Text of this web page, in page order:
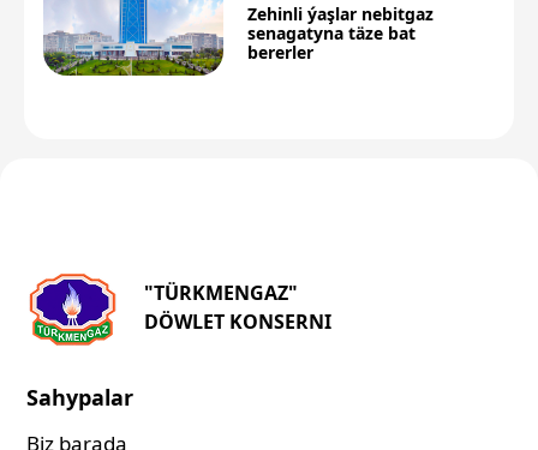
Zehinli ýaşlar nebitgaz
senagatyna täze bat
bererler
"TÜRKMENGAZ"
DÖWLET KONSERNI
Sahypalar
Biz barada